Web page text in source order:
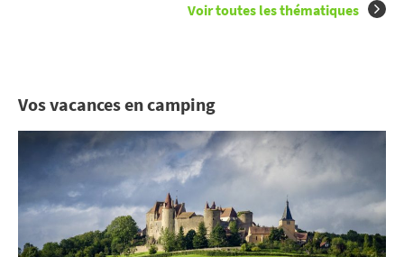
Voir toutes les thématiques
Vos vacances en camping